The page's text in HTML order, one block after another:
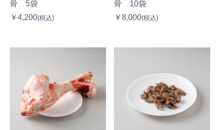
骨 5袋
￥4,200(税込)
骨 10袋
￥8,000(税込)